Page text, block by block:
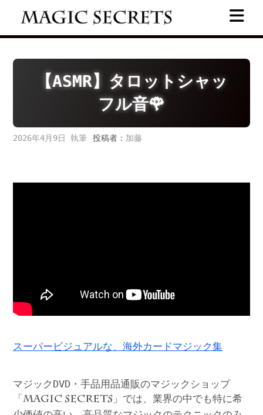
【ASMR】タロットシャッ
フル音🌹
2026年4月9日 投稿者： 加藤
スーパービジュアルな、海外カードマジック集
マジックDVD・手品用品通販のマジックショップ
「 MAGIC SECRETS 」では、業界の中でも特に希